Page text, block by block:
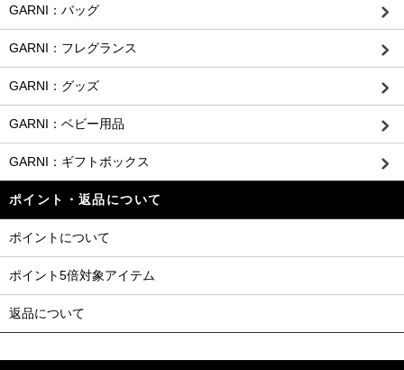
GARNI：バッグ
GARNI：フレグランス
GARNI：グッズ
GARNI：ベビー用品
GARNI：ギフトボックス
ポイント・返品について
ポイントについて
ポイント5倍対象アイテム
返品について